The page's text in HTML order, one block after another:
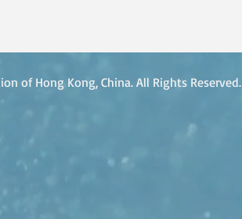
of Hong Kong, China. All Rights Reserved.